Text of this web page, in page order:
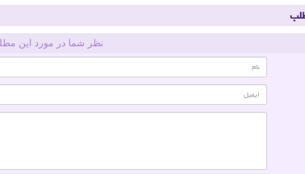
نظر شما در مورد این